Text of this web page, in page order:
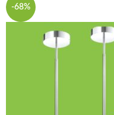
-68%